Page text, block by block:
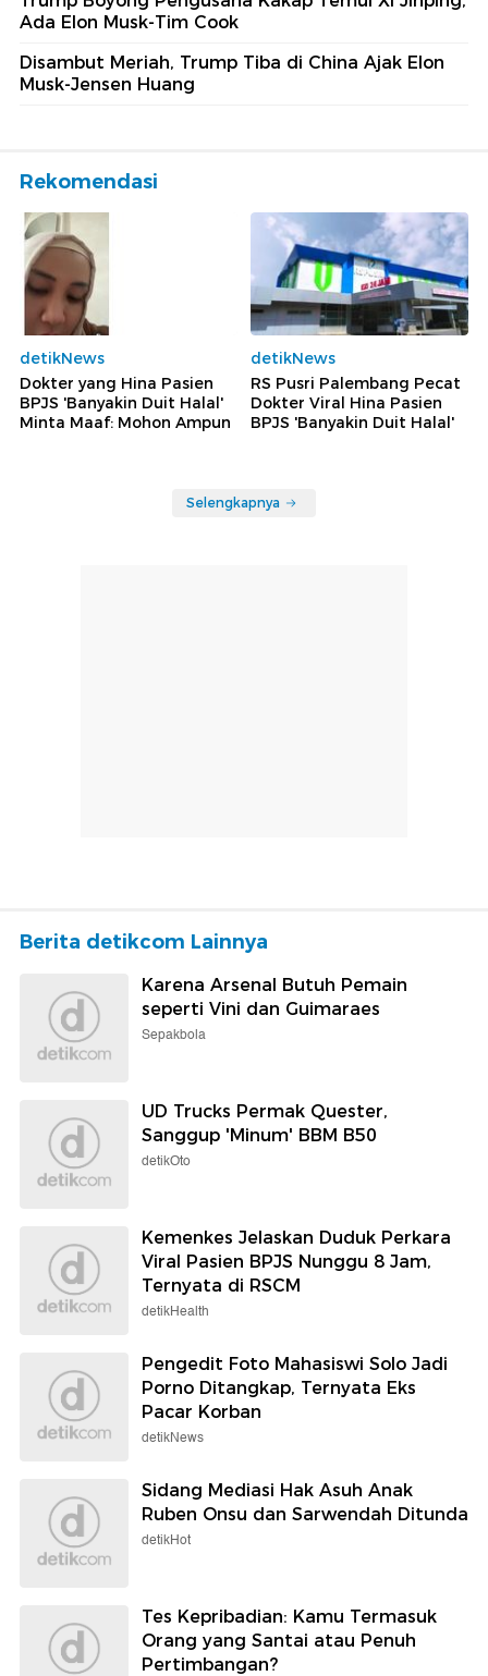
Ada Elon Musk-Tim Cook
Disambut Meriah, Trump Tiba di China Ajak Elon
Musk-Jensen Huang
Rekomendasi
detikNews
Dokter yang Hina Pasien
BPJS 'Banyakin Duit Halal'
Minta Maaf: Mohon Ampun
detikNews
RS Pusri Palembang Pecat
Dokter Viral Hina Pasien
BPJS 'Banyakin Duit Halal'
Selengkapnya
Berita detikcom Lainnya
Karena Arsenal Butuh Pemain
seperti Vini dan Guimaraes
Sepakbola
UD Trucks Permak Quester,
Sanggup 'Minum' BBM B50
detikOto
Kemenkes Jelaskan Duduk Perkara
Viral Pasien BPJS Nunggu 8 Jam,
Ternyata di RSCM
detikHealth
Pengedit Foto Mahasiswi Solo Jadi
Porno Ditangkap, Ternyata Eks
Pacar Korban
detikNews
Sidang Mediasi Hak Asuh Anak
Ruben Onsu dan Sarwendah Ditunda
detikHot
Tes Kepribadian: Kamu Termasuk
Orang yang Santai atau Penuh
Pertimbangan?